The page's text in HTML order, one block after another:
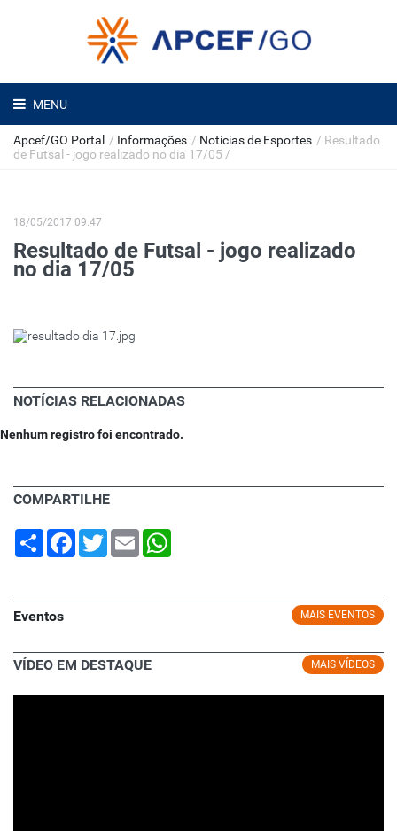
MENU
Apcef/GO Portal / Informações / Notícias de Esportes / Resultado
de Futsal - jogo realizado no dia 17/05 /
18/05/2017 09:47
Resultado de Futsal - jogo realizado
no dia 17/05
NOTÍCIAS RELACIONADAS
Nenhum registro foi encontrado.
COMPARTILHE
Share Facebook
TwitterEmail
MAIS EVENTOS
Eventos
MAIS VÍDEOS
VÍDEO EM DESTAQUE